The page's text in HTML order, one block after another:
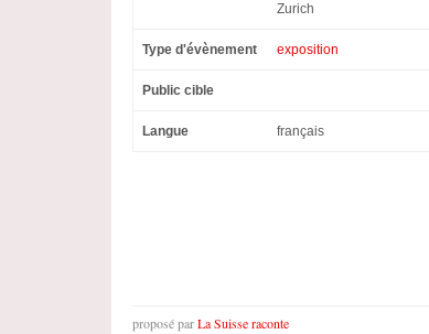
Zurich
Type d'évènement exposition
Public cible
Langue français
proposé parLa Suisse raconte